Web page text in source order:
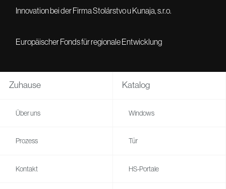
Innovation bei der Firma Stolárstvo u Kunaja, s.r.o.
Europäischer Fonds für regionale Entwicklung
Zuhause
Über uns
Prozess
Kontakt
Katalog
Windows
Tür
HS-Portale